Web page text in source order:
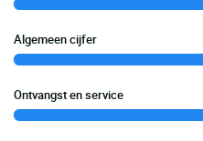
Algemeen cijfer
Ontvangst en service